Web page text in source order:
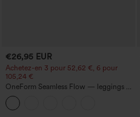
€26,95 EUR
Achetez-en 3 pour 52,62 €, 6 pour
105,24 €
OneForm Seamless Flow — leggings de
yoga sans coutures, taille mi-haute, effet
gainant pour le ventre et liftant pour les
fesses